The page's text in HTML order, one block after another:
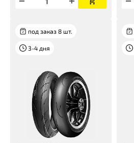
под заказ 8 шт.
3-4 дня